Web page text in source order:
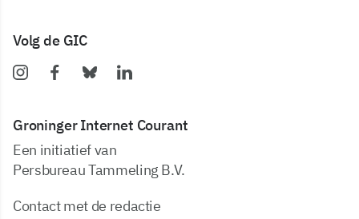
Volg de GIC
Groninger Internet Courant
Een initiatief van
Persbureau Tammeling B.V.
Contact met de redactie